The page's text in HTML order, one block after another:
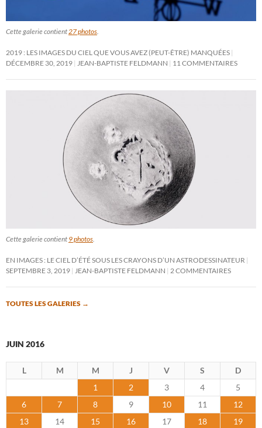
Cette galerie contient 27 photos
2019 : LES IMAGES DU CIEL QUE VOUS AVEZ (PEUT-ÊTRE) MANQUÉES
DÉCEMBRE 30, 2019
JEAN-BAPTISTE FELDMANN 11 COMMENTAIRES
Cette galerie contient 9 photos.
EN IMAGES : LE CIEL D’ÉTÉ SOUS LES CRAYONS D’UN ASTRODESSINATEUR
SEPTEMBRE 3, 2019 JEAN-BAPTISTE FELDMANN 2 COMMENTAIRES
TOUTES LES GALERIES →
JUIN 2016
L M M J V S
D
1
2 3 4
5
6
7 8 9 10 11
12
13
14 15 16 17 18 19